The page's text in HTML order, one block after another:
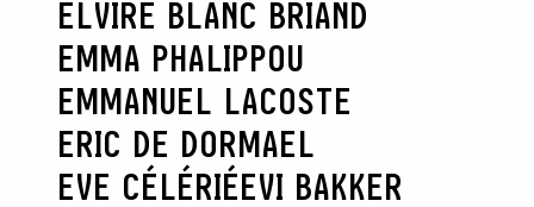
ELVIRE BLANC BRIAND
EMMA PHALIPPOU
EMMANUEL LACOSTE
ERIC DE DORMAEL
EVE CÉLÉRIÉEVI BAKKER